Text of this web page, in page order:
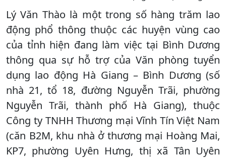
Lý Văn Thào là một trong số hàng trăm lao
động phổ thông thuộc các huyện vùng cao
của tỉnh hiện đang làm việc tại Bình Dương
thông qua sự hỗ trợ của Văn phòng tuyển
dụng lao động Hà Giang – Bình Dương (số
nhà 21, tổ 18, đường Nguyễn Trãi, phường
Nguyễn Trãi, thành phố Hà Giang), thuộc
Công ty TNHH Thương mại Vĩnh Tín Việt Nam
(căn B2M, khu nhà ở thương mại Hoàng Mai,
KP7, phường Uyên Hưng, thị xã Tân Uyên